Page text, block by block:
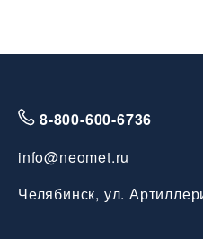
8-800-600-6736
info@neomet.ru
Челябинск, ул.